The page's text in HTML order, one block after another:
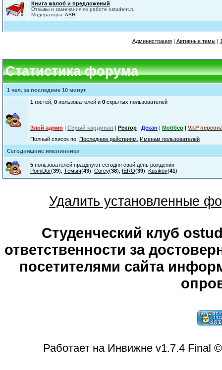
Книга жалоб и предложений
Отзывы и замечания по работе ostudent.ru
Модераторы: ASH
Администрация| Активные темы|
Статистика форума
1 чел. за последние 10 минут
1гостей, 0пользователей и 0скрытых пользователей
Злой админ | Серый кардинал| Ректор| Декан | Моббер| V.I.P
Полный список по: Последним действиям Именам пользователей
Сегодняшние именинники
5пользователей празднуют сегодня свой день рождения
PomiDor(39), Тёмыч(43), Corey(38), IERO(39), Kusikov(41)
Удалить установленные
Студенческий клуб
ответственности за
посетителями сайта
Работает на Инвижне v1.7.4 Final